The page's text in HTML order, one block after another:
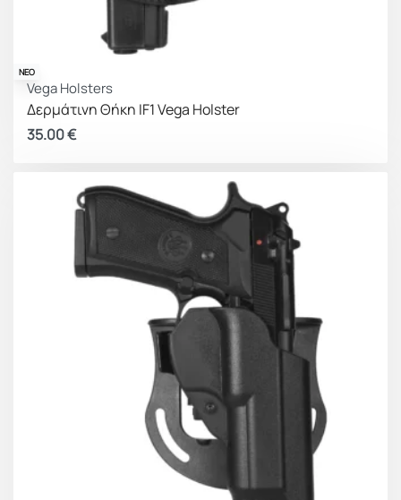
ΝΕΟ
Vega Holsters
Δερμάτινη Θήκη IF1 Vega Holster
35.00€